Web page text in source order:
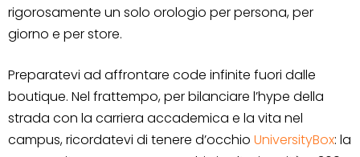
rigorosamente un solo orologio per persona, per
giorno e per store.
Preparatevi ad affrontare code infinite fuori dalle
boutique. Nel frattempo, per bilanciare l’hype della
strada con la carriera accademica e la vita nel
campus, ricordatevi di tenere d’occhio UniversityBox: la